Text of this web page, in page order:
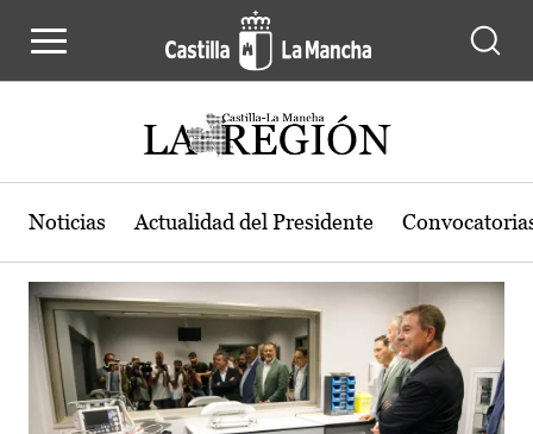
Actualidad de la región de Castilla-
Noticias Actualidad del Presidente